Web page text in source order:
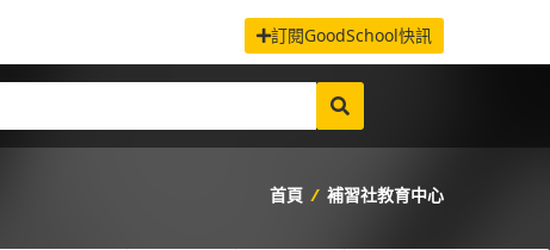
訂閱GoodSchool快訊
首頁 / 補習社教育中心